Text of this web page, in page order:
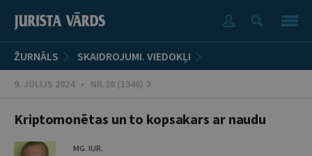
ŽURNĀLS SKAIDROJUMI. VIEDOKĻI
9. JŪLIJS 2024 • NR.28 (1346)
Kriptomonētas un to kopsakars ar naudu
MG. IUR.